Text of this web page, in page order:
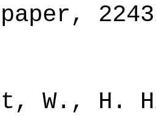
W., H.